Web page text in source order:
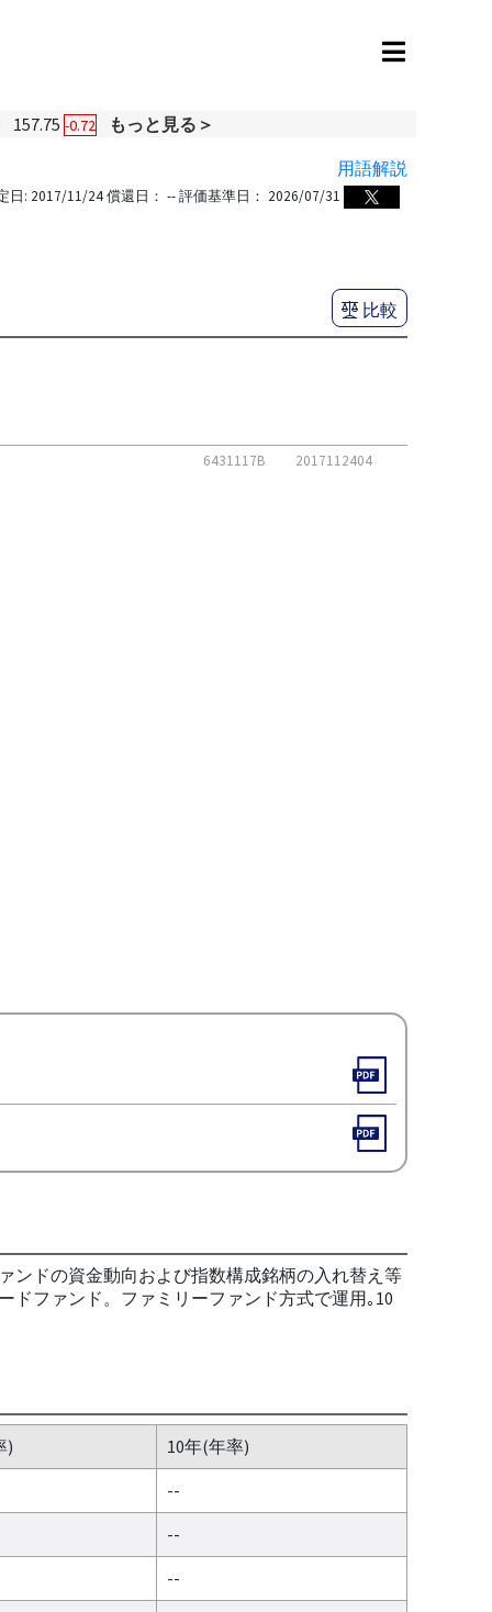
157.75 -0.72
もっと見る＞
用語解説
日: 2017/11/24 償還日： -- 評価基準日： 2026/07/31
比較
6431117B 2017112404
ンドの資金動向および指数構成銘柄の入れ替え等
ドファンド。ファミリーファンド方式で運用｡10
)
10年(年率)
--
--
--